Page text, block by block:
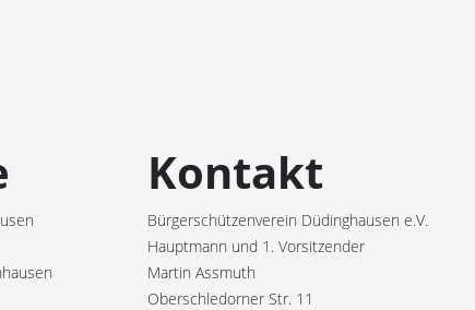
Kontakt
Bürgerschützenverein Düdinghausen e.V.
Hauptmann und 1. Vorsitzender
Martin Assmuth
Oberschledorner Str. 11